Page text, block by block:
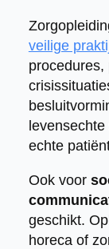
veilige
procedures,
levensechte
echte
Ook voor
geschikt.
horeca of